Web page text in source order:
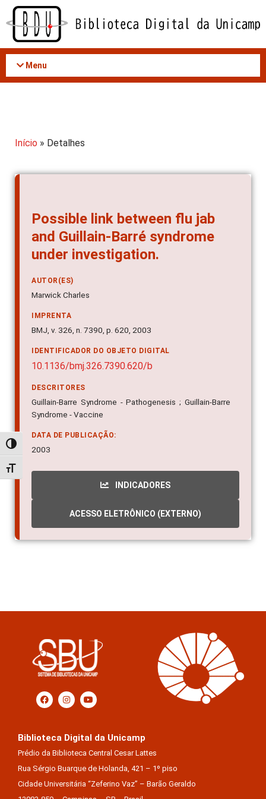
Acessar
conteúdo
Alternar alto contraste
Alternar tamanho da fonte
Menu
Início » Detalhes
Possible link between flu jab
and Guillain-Barré syndrome
under investigation.
AUTOR(ES)
Marwick Charles
IMPRENTA
BMJ, v. 326, n. 7390, p. 620, 2003
IDENTIFICADOR DO OBJETO DIGITAL
10.1136/bmj.326.7390.620/b
DESCRITORES
Guillain-Barre Syndrome - Pathogenesis ; Guillain-Barre
Syndrome - Vaccine
DATA DE PUBLICAÇÃO:
2003
INDICADORES
ACESSO ELETRÔNICO (EXTERNO)
Biblioteca Digital da Unicamp
Prédio da Biblioteca Central Cesar Lattes
Rua Sérgio Buarque de Holanda, 421 – 1º piso
Cidade Universitária “Zeferino Vaz” – Barão Geraldo